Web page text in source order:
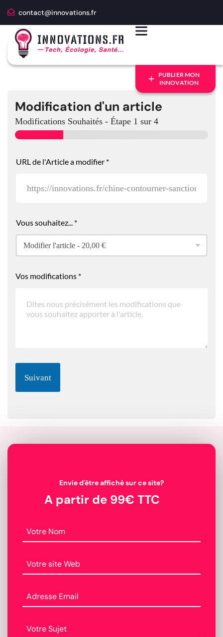
contact@innovations.fr
PUBLIER MON
INNOVATION
Modification d'un article
Modifications Souhaités - Étape 1 sur 4
URL de l'Article a modifier *
Vous souhaitez... *
Vos modifications *
Suivant
Envie d'être affiché sur ce site?
A partir de 99€ TTC